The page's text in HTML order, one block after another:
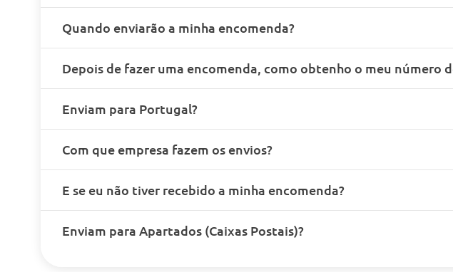
Quando enviarão a minha encomenda?
Depois de fazer uma encomenda, como obtenho o meu número
Enviam para Portugal?
Com que empresa fazem os envios?
E se eu não tiver recebido a minha encomenda?
Enviam para Apartados (Caixas Postais)?